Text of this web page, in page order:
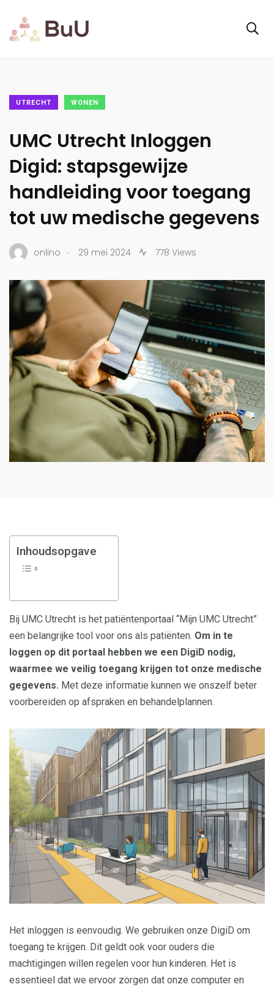
UTRECHT WONEN
UMC Utrecht Inloggen
Digid: stapsgewijze
handleiding voor toegang
tot uw medische gegevens
onlino . 29 mei 2024 778 Views
Inhoudsopgave
Bij UMC Utrecht is het patiëntenportaal “Mijn UMC Utrecht”
een belangrijke tool voor ons als patiënten. Om in te
loggen op dit portaal hebben we een DigiD nodig,
waarmee we veilig toegang krijgen tot onze medische
gegevens. Met deze informatie kunnen we onszelf beter
voorbereiden op afspraken en behandelplannen.
Het inloggen is eenvoudig. We gebruiken onze DigiD om
toegang te krijgen. Dit geldt ook voor ouders die
machtigingen willen regelen voor hun kinderen. Het is
essentieel dat we ervoor zorgen dat onze computer en